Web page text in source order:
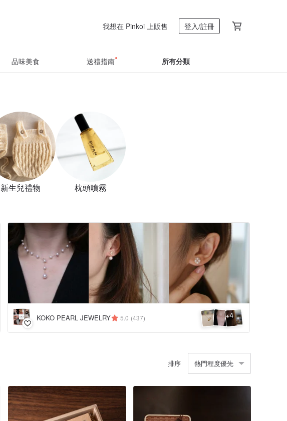
我想在 Pinkoi 上販售 登入/註冊
品味美食 送禮指南 所有分類
新生兒禮物 枕頭噴霧
KOKO PEARL JEWELRY 5.0 (437) +4
排序 熱門程度優先